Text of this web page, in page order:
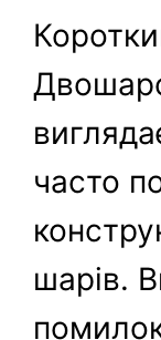
часто
шарів.